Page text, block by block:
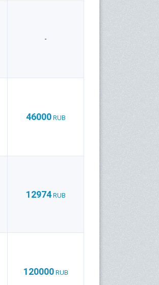
-
46000 RUB
12974 RUB
120000 RUB